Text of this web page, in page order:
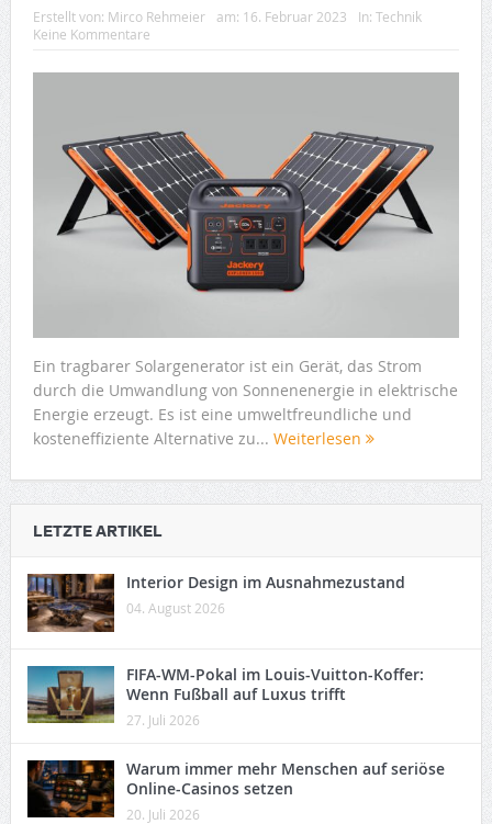
Erstellt von: Mirco Rehmeier am: 16. Februar 2023 In: Technik
Keine Kommentare
Ein tragbarer Solargenerator ist ein Gerät, das Strom
durch die Umwandlung von Sonnenenergie in elektrische
Energie erzeugt. Es ist eine umweltfreundliche und
kosteneffiziente Alternative zu... Weiterlesen
LETZTE ARTIKEL
Interior Design im Ausnahmezustand
04. August 2026
FIFA-WM-Pokal im Louis-Vuitton-Koffer:
Wenn Fußball auf Luxus trifft
27. Juli 2026
Warum immer mehr Menschen auf seriöse
Online-Casinos setzen
20. Juli 2026